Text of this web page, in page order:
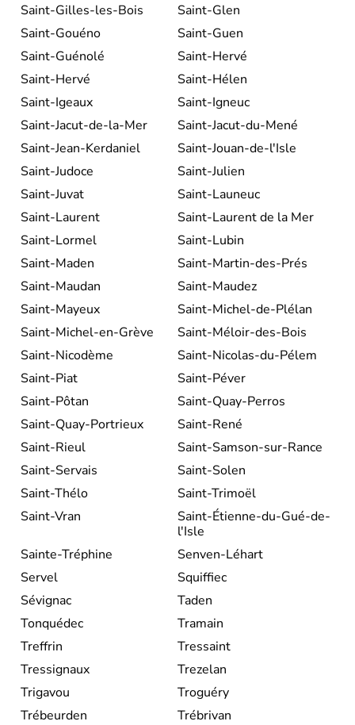
Saint-Gilles-les-Bois
Saint-Glen
Saint-Gouéno
Saint-Guen
Saint-Guénolé
Saint-Hervé
Saint-Hervé
Saint-Hélen
Saint-Igeaux
Saint-Igneuc
Saint-Jacut-de-la-Mer
Saint-Jacut-du-Mené
Saint-Jean-Kerdaniel
Saint-Jouan-de-l'Isle
Saint-Judoce
Saint-Julien
Saint-Juvat
Saint-Launeuc
Saint-Laurent
Saint-Laurent de la Mer
Saint-Lormel
Saint-Lubin
Saint-Maden
Saint-Martin-des-Prés
Saint-Maudan
Saint-Maudez
Saint-Mayeux
Saint-Michel-de-Plélan
Saint-Michel-en-Grève
Saint-Méloir-des-Bois
Saint-Nicodème
Saint-Nicolas-du-Pélem
Saint-Piat
Saint-Péver
Saint-Pôtan
Saint-Quay-Perros
Saint-Quay-Portrieux
Saint-René
Saint-Rieul
Saint-Samson-sur-Rance
Saint-Servais
Saint-Solen
Saint-Thélo
Saint-Trimoël
Saint-Vran
Saint-Étienne-du-Gué-de-
l'Isle
Sainte-Tréphine
Senven-Léhart
Servel
Squiffiec
Sévignac
Taden
Tonquédec
Tramain
Treffrin
Tressaint
Tressignaux
Trezelan
Trigavou
Troguéry
Trébeurden
Trébrivan